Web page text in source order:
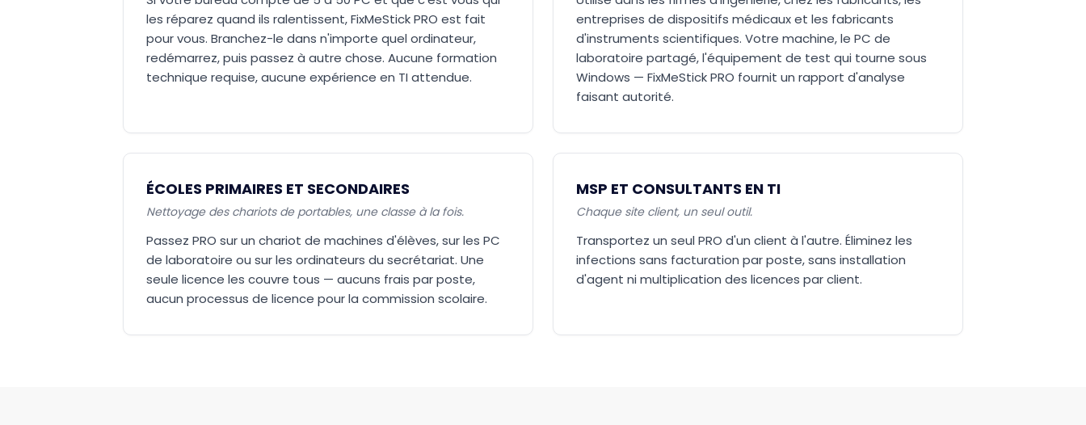
les réparez quand ils ralentissent, FixMeStick PRO est fait
pour vous. Branchez-le dans n'importe quel ordinateur,
redémarrez, puis passez à autre chose. Aucune formation
technique requise, aucune expérience en TI attendue.
entreprises de dispositifs médicaux et les fabricants
d'instruments scientifiques. Votre machine, le PC de
laboratoire partagé, l'équipement de test qui tourne sous
Windows — FixMeStick PRO fournit un rapport d'analyse
faisant autorité.
ÉCOLES PRIMAIRES ET SECONDAIRES
Nettoyage des chariots de portables, une classe à la fois.
Passez PRO sur un chariot de machines d'élèves, sur les PC
de laboratoire ou sur les ordinateurs du secrétariat. Une
seule licence les couvre tous — aucuns frais par poste,
aucun processus de licence pour la commission scolaire.
MSP ET CONSULTANTS EN TI
Chaque site client, un seul outil.
Transportez un seul PRO d'un client à l'autre. Éliminez les
infections sans facturation par poste, sans installation
d'agent ni multiplication des licences par client.